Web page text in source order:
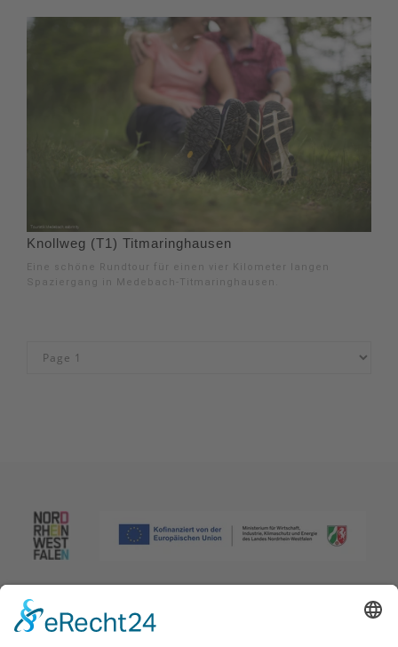
Knollweg (T1) Titmaringhausen
Eine schöne Rundtour für einen vier Kilometer langen
Spaziergang in Medebach-Titmaringhausen.